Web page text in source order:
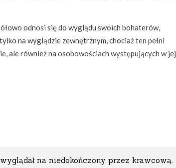
odnosi się do wyglądu swoich bohaterów,
na wyglądzie zewnętrznym, chociaż ten pełni
ale również na osobowościach występujących w jej
na niedokończony przez krawcową.